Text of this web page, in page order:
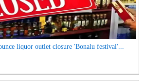
liquor outlet closure 'Bonalu festival'...